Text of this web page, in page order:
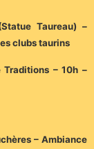
Taureau) –
clubs taurins
Traditions – 10h –
– Ambiance